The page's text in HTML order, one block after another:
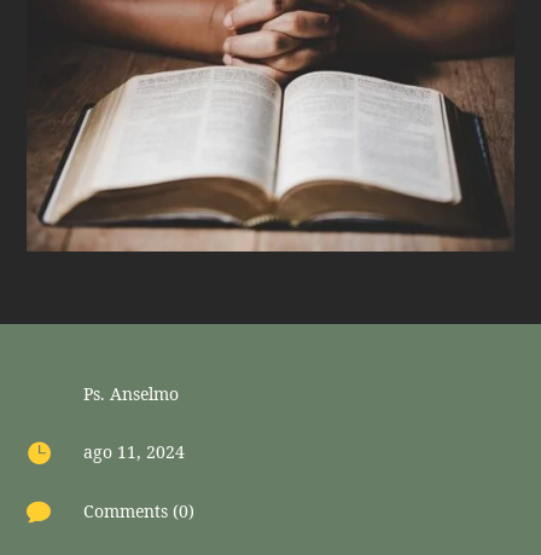
Ps. Anselmo
 ago 11, 2024
 Comments (0)